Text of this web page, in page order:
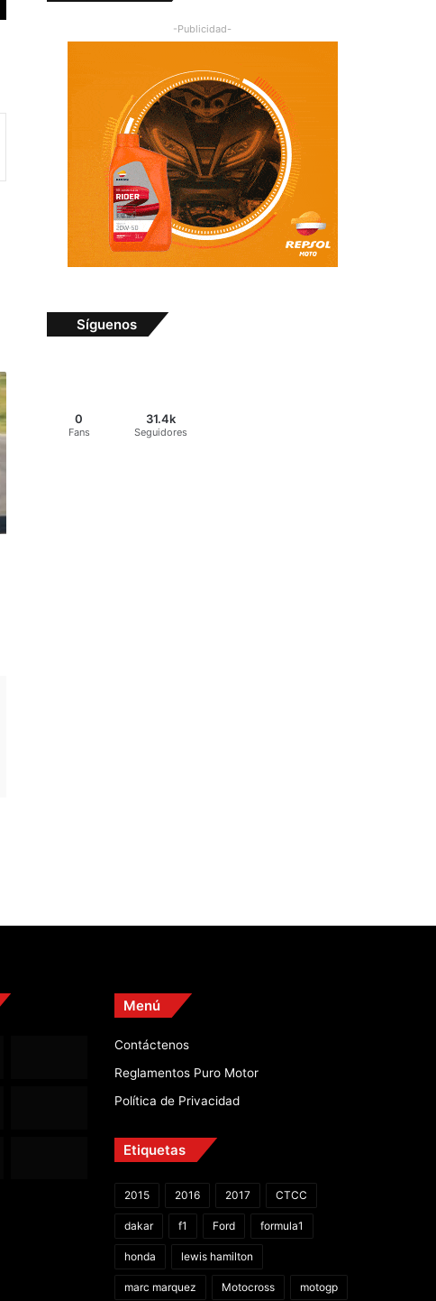
-Publicidad-
Síguenos
0
Fans
31.4k
Seguidores
Menú
Contáctenos
Reglamentos Puro Motor
Política de Privacidad
Etiquetas
2015 2016 2017 CTCC
dakar f1 Ford formula1
honda lewis hamilton
marc marquez Motocross motogp